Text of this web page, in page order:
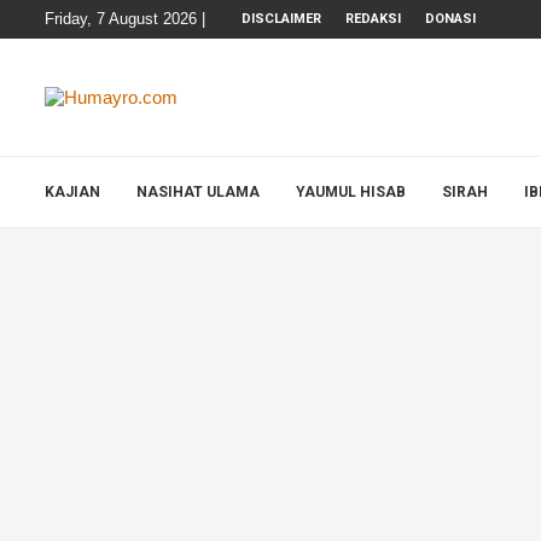
Friday, 7 August 2026 | DISCLAIMER REDAKSI DONASI
KAJIAN NASIHAT ULAMA YAUMUL HISAB SIRAH